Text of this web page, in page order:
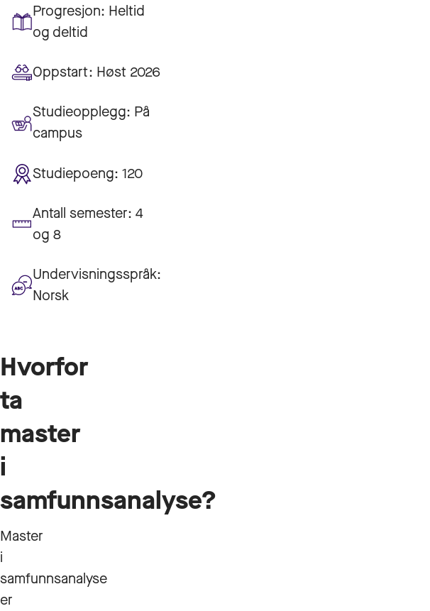
Progresjon: Heltid
og deltid
Oppstart: Høst 2026
Studieopplegg: På
campus
Studiepoeng: 120
Antall semester: 4
og 8
Undervisningsspråk:
Norsk
Hvorfor
ta
master
i
samfunnsanalyse?
Master
i
samfunnsanalyse
er